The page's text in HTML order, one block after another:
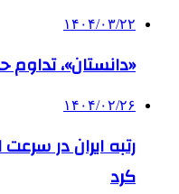
۱۴۰۴/۰۳/۲۲
«دانستان»،
۱۴۰۴/۰۲/۲۶
رتبه ایران در
کرد